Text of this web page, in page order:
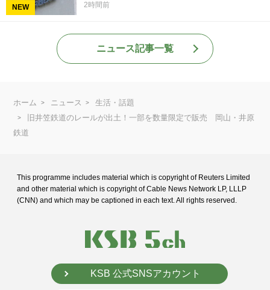
NEW 2時間前
ニュース記事一覧
ホーム ニュース
生活・話題
旧井笠鉄道のレールが出土！一部を数量限定で販売 岡山・井原
鉄道
This programme includes material which is copyright of Reuters Limited
and other material which is copyright of Cable News Network LP, LLLP
(CNN) and which may be captioned in each text. All rights reserved.
KSB 公式SNSアカウント